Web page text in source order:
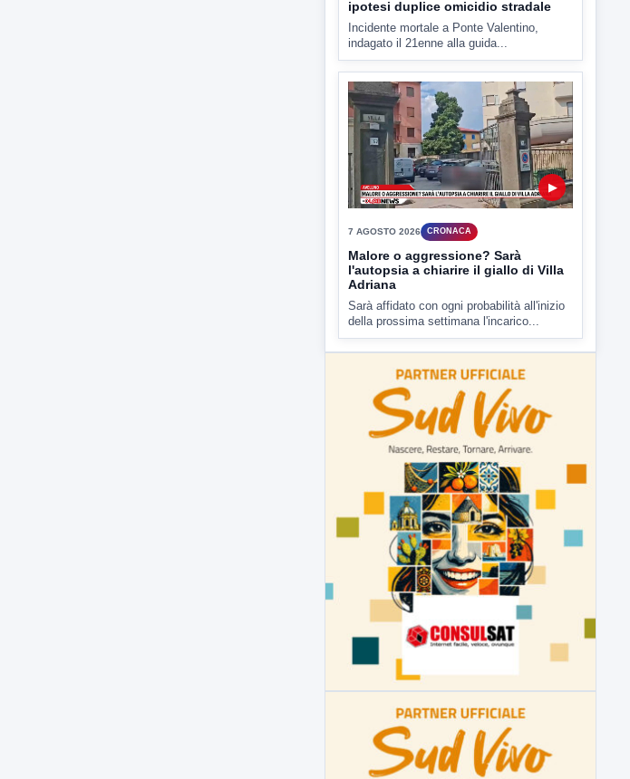
▶
7 AGOSTO 2026 CRONACA
Ponte Valentino,21enne indagato:
ipotesi duplice omicidio stradale
Incidente mortale a Ponte Valentino,
indagato il 21enne alla guida...
CRONACA
Malore o aggressione? Sarà
l'autopsia a chiarire il giallo di Villa
Adriana
Sarà affidato con ogni probabilità all'inizio
della prossima settimana l'incarico...